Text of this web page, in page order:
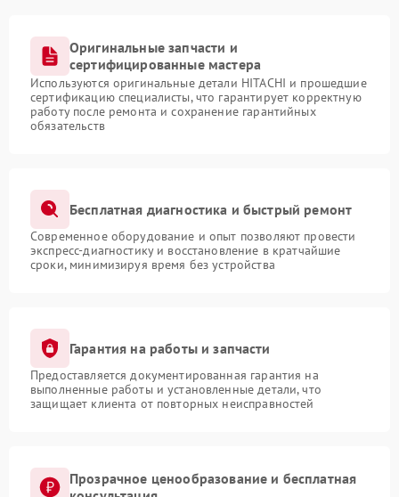
Оригинальные запчасти и
сертифицированные мастера
Используются оригинальные детали HITACHI и прошедшие
сертификацию специалисты, что гарантирует корректную
работу после ремонта и сохранение гарантийных
обязательств
Бесплатная диагностика и быстрый ремонт
Современное оборудование и опыт позволяют провести
экспресс-диагностику и восстановление в кратчайшие
сроки, минимизируя время без устройства
Гарантия на работы и запчасти
Предоставляется документированная гарантия на
выполненные работы и установленные детали, что
защищает клиента от повторных неисправностей
Прозрачное ценообразование и бесплатная